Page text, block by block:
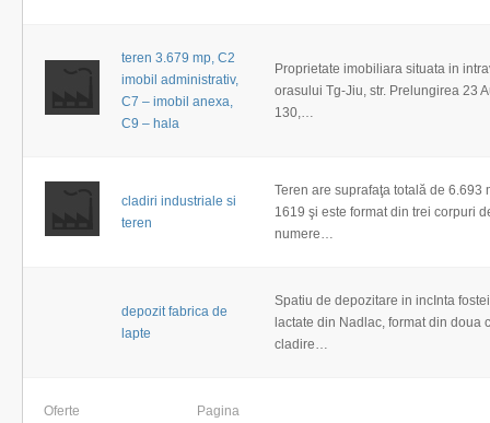
teren 3.679 mp, C2
imobil administrativ,
C7 – imobil anexa,
C9 – hala
Proprietate imobiliara situata in
orasului Tg-Jiu, str. Prelungirea 23
130,…
cladiri industriale si
teren
Teren are suprafaţa totală de 6.693
1619 şi este format din trei corpuri
numere…
depozit fabrica de
lapte
Spatiu de depozitare in incInta
lactate din Nadlac, format din doua
cladire…
Oferte Pagina